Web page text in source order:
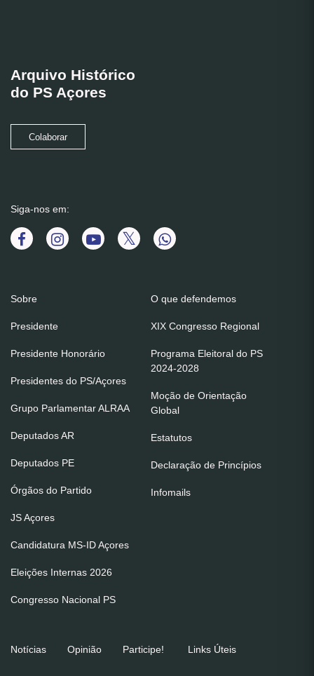
Arquivo Histórico
do PS Açores
Colaborar
Siga-nos em:
Sobre
Presidente
Presidente Honorário
Presidentes do PS/Açores
Grupo Parlamentar ALRAA
Deputados AR
Deputados PE
Órgãos do Partido
JS Açores
Candidatura MS-ID Açores
Eleições Internas 2026
Congresso Nacional PS
O que defendemos
XIX Congresso Regional
Programa Eleitoral do PS
2024-2028
Moção de Orientação
Global
Estatutos
Declaração de Princípios
Infomails
Notícias Opinião Participe! Links Úteis